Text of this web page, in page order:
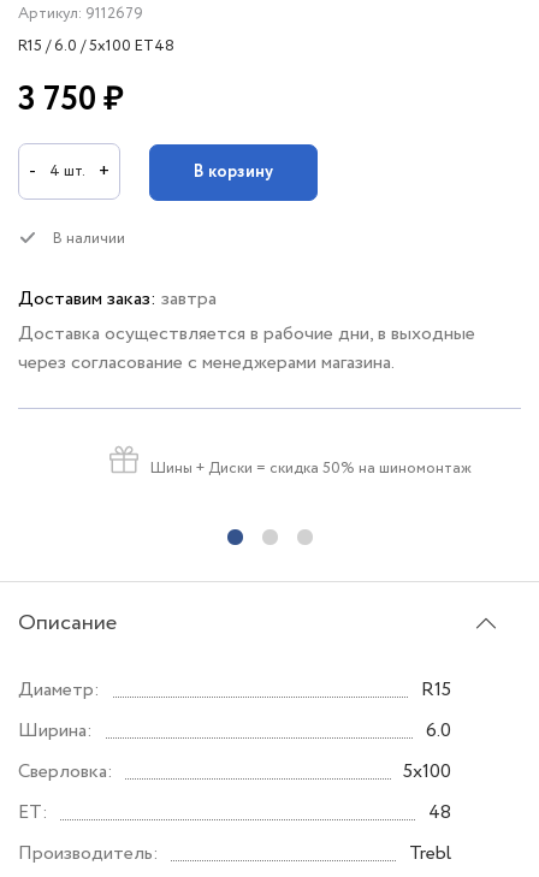
Артикул: 9112679
R15 / 6.0 / 5x100 ET48
3 750 ₽
- 4 шт. + В корзину
В наличии
Доставим заказ: завтра
Доставка осуществляется в рабочие дни, в выходные
через согласование с менеджерами магазина.
Шины + Диски = скидка 50% на шиномонтаж
Описание
Диаметр:
R15
Ширина:
6.0
Сверловка:
5x100
ET:
48
Производитель:
Trebl